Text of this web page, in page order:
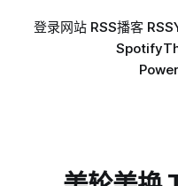
登录网站 RSS播客 RSS
Spotify